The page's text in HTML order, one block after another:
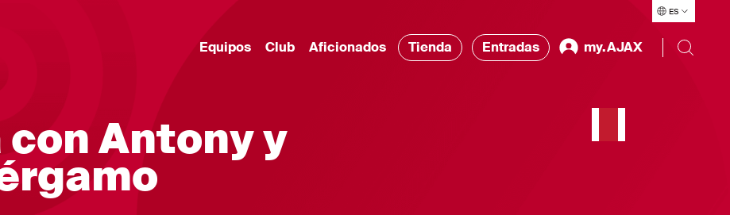
ES
Equipos Club Aficionados Tienda Entradas my.AJAX
Antony y